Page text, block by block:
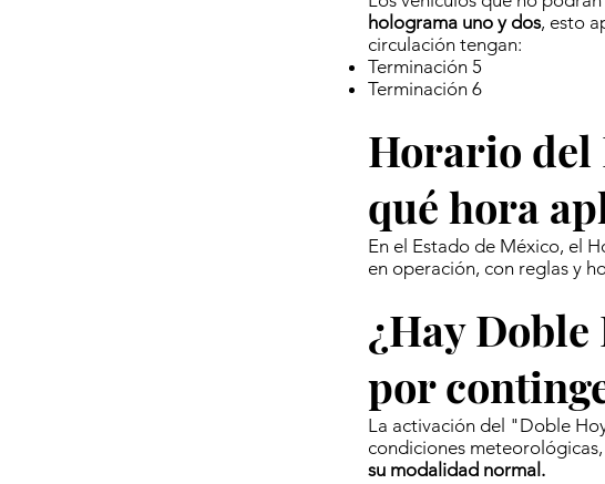
holograma uno y dos, esto
circulación tengan:
Terminación 5
Terminación 6
Horario del
qué hora
En el Estado de México, el
en operación, con reglas y
¿Hay
por
La activación del "Doble
condiciones
su modalidad normal.